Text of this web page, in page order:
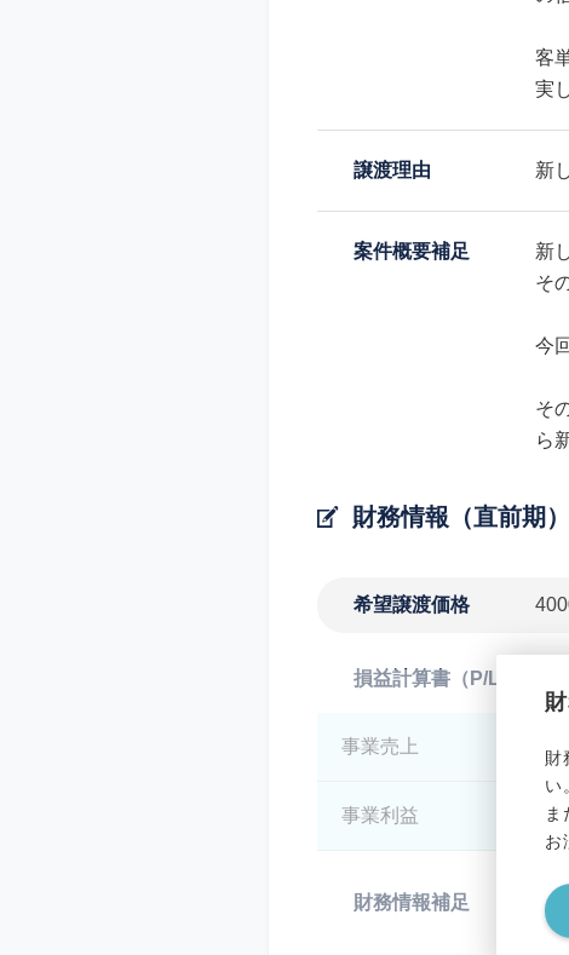
客
実
譲渡理由 新
案件概要補足
新
そ
今
そ
ら
財務情報（直前期）
希望譲渡価格
財
い
お
損益計算書（P/L）
事業売上
事業利益
財務情報補足